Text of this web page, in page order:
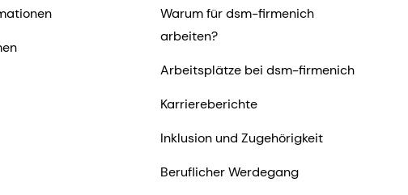
Warum für dsm-firmenich
arbeiten?
Arbeitsplätze bei dsm-firmenich
Karriereberichte
Inklusion und Zugehörigkeit
Beruflicher Werdegang